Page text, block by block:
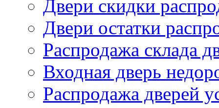
Двери скидки
Двери остатки
Распродажа склада
Входная дверь
Распродажа дверей